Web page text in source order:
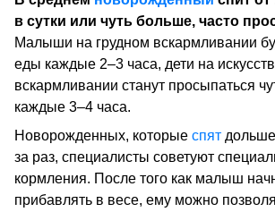
в сутки или чуть больше, часто
Малыши на грудном вскармливании
еды каждые 2–3 часа, дети на
вскармливании станут просыпаться
каждые 3–4 часа.
Новорожденных, которые спят
за раз, специалисты советуют
кормления. После того как малыш
прибавлять в весе, ему можно